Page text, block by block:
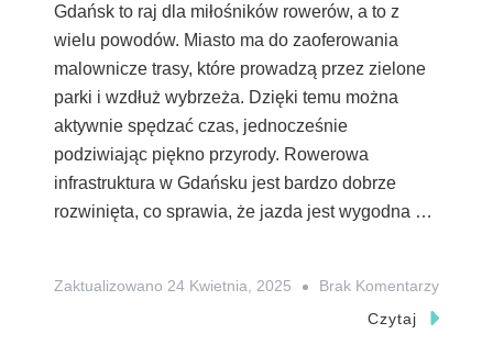
Gdańsk to raj dla miłośników rowerów, a to z
wielu powodów. Miasto ma do zaoferowania
malownicze trasy, które prowadzą przez zielone
parki i wzdłuż wybrzeża. Dzięki temu można
aktywnie spędzać czas, jednocześnie
podziwiając piękno przyrody. Rowerowa
infrastruktura w Gdańsku jest bardzo dobrze
rozwinięta, co sprawia, że jazda jest wygodna …
Zaktualizowano 24 Kwietnia, 2025 Brak KomentarzyDo
Gdańsk
Czytaj